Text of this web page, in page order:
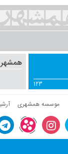
123
موسسه همشهری